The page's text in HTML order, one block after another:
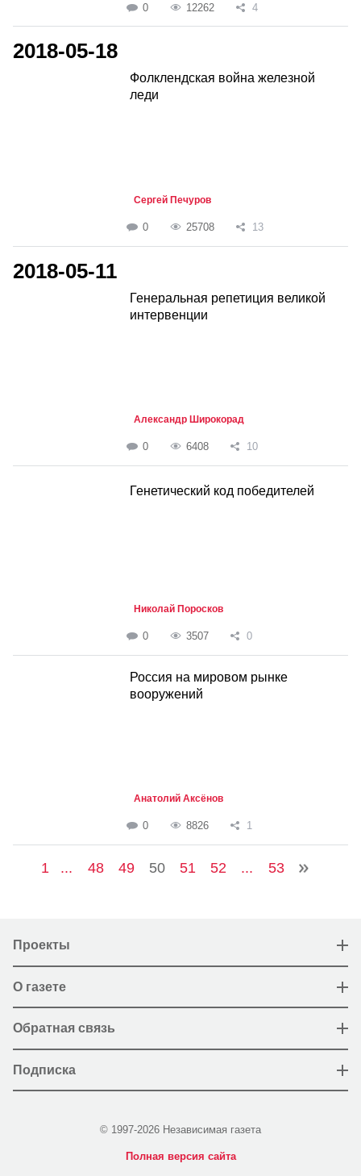
0 12262 4
2018-05-18
Фолклендская война железной
леди
Сергей Печуров
0 25708 13
2018-05-11
Генеральная репетиция великой
интервенции
Александр Широкорад
0 6408 10
Генетический код победителей
Николай Поросков
0 3507 0
Россия на мировом рынке
вооружений
Анатолий Аксёнов
0 8826 1
1 ... 48 49 50 51 52 ... 53
Проекты
О газете
Обратная связь
Подписка
© 1997-2026 Независимая газета
Полная версия сайта